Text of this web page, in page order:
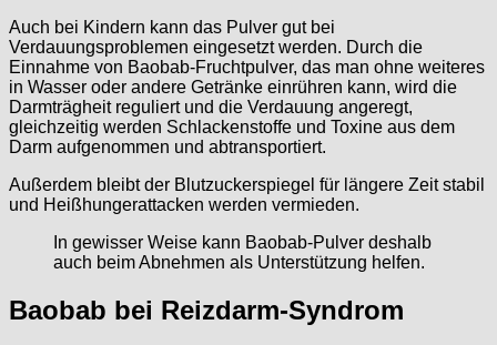
Auch bei Kindern kann das Pulver gut bei
Verdauungsproblemen eingesetzt werden. Durch die
Einnahme von Baobab-Fruchtpulver, das man ohne weiteres
in Wasser oder andere Getränke einrühren kann, wird die
Darmträgheit reguliert und die Verdauung angeregt,
gleichzeitig werden Schlackenstoffe und Toxine aus dem
Darm aufgenommen und abtransportiert.
Außerdem bleibt der Blutzuckerspiegel für längere Zeit stabil
und Heißhungerattacken werden vermieden.
In gewisser Weise kann Baobab-Pulver deshalb
auch beim Abnehmen als Unterstützung helfen.
Baobab bei Reizdarm-Syndrom